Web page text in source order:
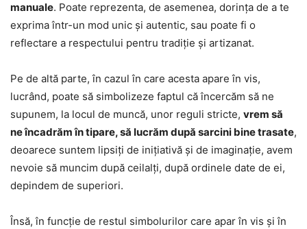
manuale. Poate reprezenta, de asemenea, dorința de a te
exprima într-un mod unic și autentic, sau poate fi o
reflectare a respectului pentru tradiție și artizanat.
Pe de altă parte, în cazul în care acesta apare în vis,
lucrând, poate să simbolizeze faptul că încercăm să ne
supunem, la locul de muncă, unor reguli stricte, vrem să
ne încadrăm în tipare, să lucrăm după sarcini bine trasate,
deoarece suntem lipsiți de inițiativă și de imaginație, avem
nevoie să muncim după ceilalți, după ordinele date de ei,
depindem de superiori.
Însă, în funcție de restul simbolurilor care apar în vis și în